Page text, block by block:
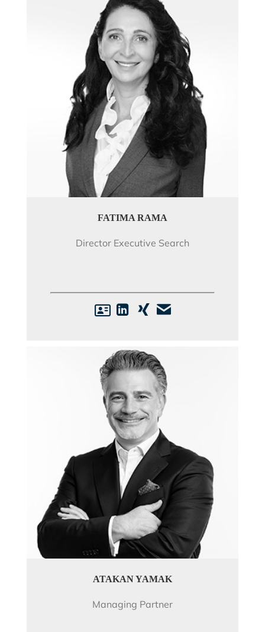
FATIMA RAMA
Director Executive Search
ATAKAN YAMAK
Managing Partner